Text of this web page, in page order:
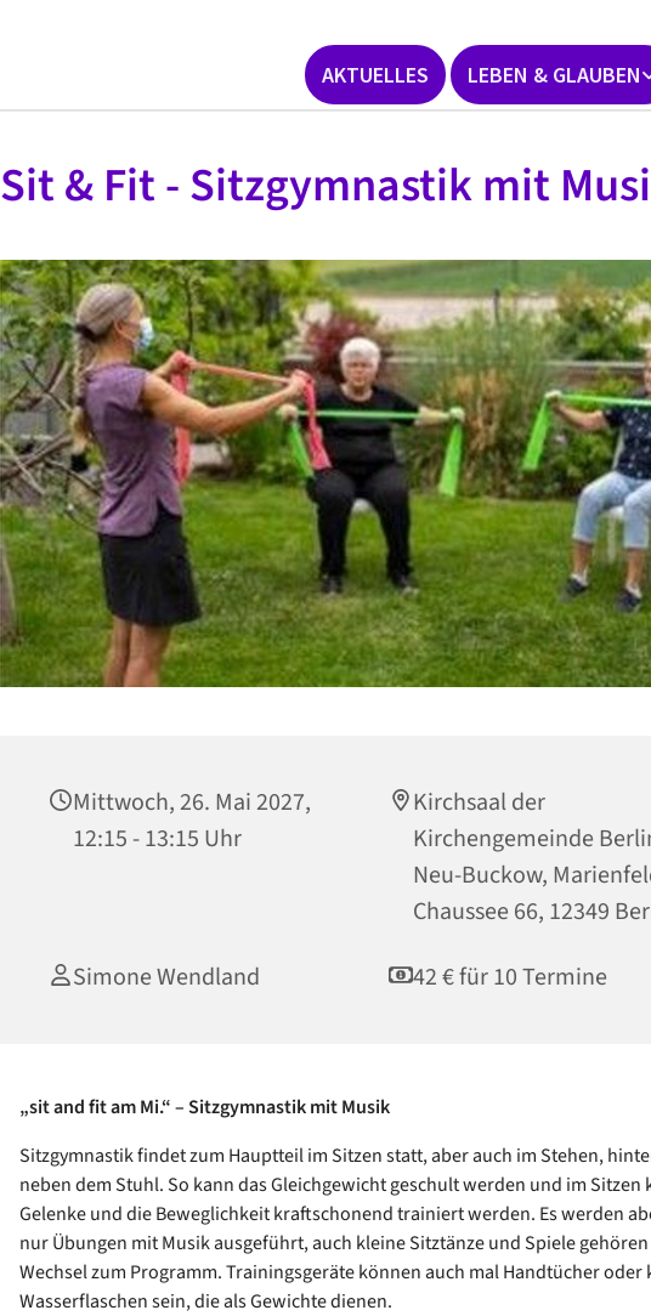
AKTUELLES LEBEN & GLAUBEN
Sit & Fit - Sitzgymnastik mit
Mittwoch, 26. Mai 2027,
12:15 - 13:15 Uhr
Kirchsaal der
Kirchengemeinde
Neu-Buckow,
Chaussee 66, 12349
Simone Wendland
42 € für 10 Termine
„sit and fit am Mi.“ – Sitzgymnastik mit Musik
Sitzgymnastik findet zum Hauptteil im Sitzen statt, aber auch im Stehen,
neben dem Stuhl. So kann das Gleichgewicht geschult werden und im Sitzen
Gelenke und die Beweglichkeit kraftschonend trainiert werden. Es werden
nur Übungen mit Musik ausgeführt, auch kleine Sitztänze und Spiele
Wechsel zum Programm. Trainingsgeräte können auch mal Handtücher oder
Wasserflaschen sein, die als Gewichte dienen.